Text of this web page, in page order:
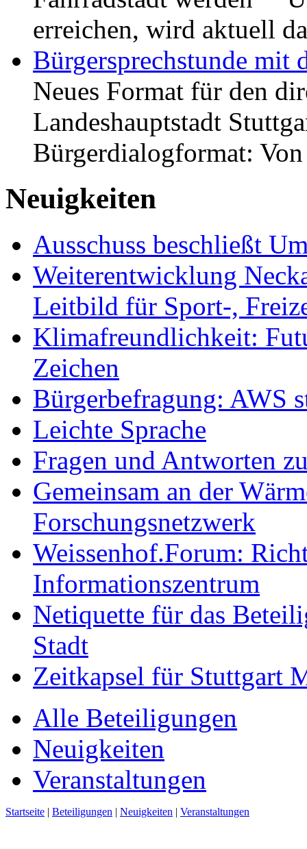
erreichen, wird aktuell
Bürgersprechstunde mit
Neues Format für den
Landeshauptstadt
Bürgerdialogformat:
Neuigkeiten
Ausschuss beschließt
Weiterentwicklung
Leitbild für Sport-,
Klimafreundlichkeit:
Zeichen
Bürgerbefragung: AWS
Leichte Sprache
Fragen und Antworten
Gemeinsam an der
Forschungsnetzwerk
Weissenhof.Forum:
Informationszentrum
Netiquette für das
Stadt
Zeitkapsel für Stuttgart
Alle Beteiligungen
Neuigkeiten
Veranstaltungen
Startseite | Beteiligungen | Neuigkeiten | Veranstaltungen